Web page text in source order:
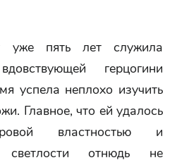
уже пять лет служила
герцогини
успела неплохо изучить
Главное, что ей удалось
властностью и
светлости отнюдь не